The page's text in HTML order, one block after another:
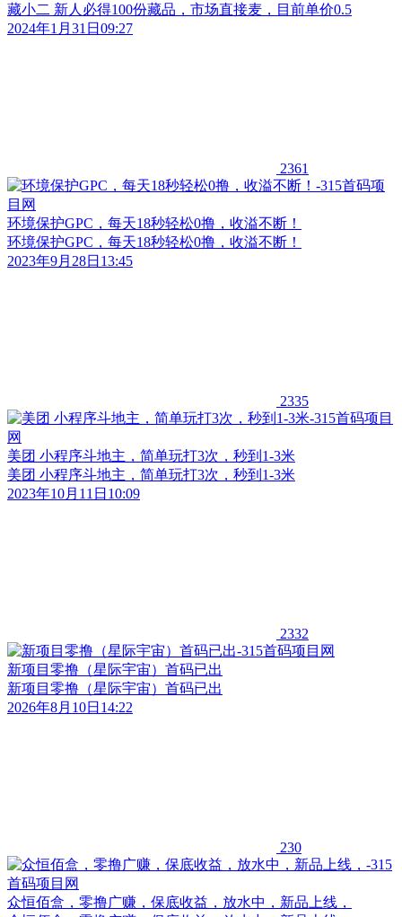
藏小二 新人必得100份藏品，市场直接麦，目前单价0.5
2024年1月31日09:27
2361
环境保护GPC，每天18秒轻松0撸，收溢不断！
环境保护GPC，每天18秒轻松0撸，收溢不断！
2023年9月28日13:45
2335
美团 小程序斗地主，简单玩打3次，秒到1-3米
美团 小程序斗地主，简单玩打3次，秒到1-3米
2023年10月11日10:09
2332
新项目零撸（星际宇宙）首码已出
新项目零撸（星际宇宙）首码已出
2026年8月10日14:22
230
众恒佰盒，零撸广赚，保底收益，放水中，新品上线，